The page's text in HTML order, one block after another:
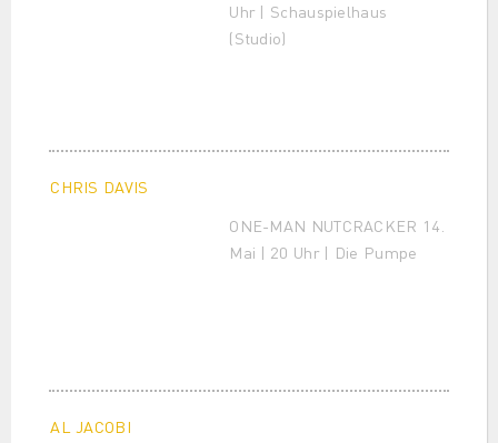
Uhr | Schauspielhaus
(Studio)
CHRIS DAVIS
ONE-MAN NUTCRACKER 14.
Mai | 20 Uhr | Die Pumpe
AL JACOBI